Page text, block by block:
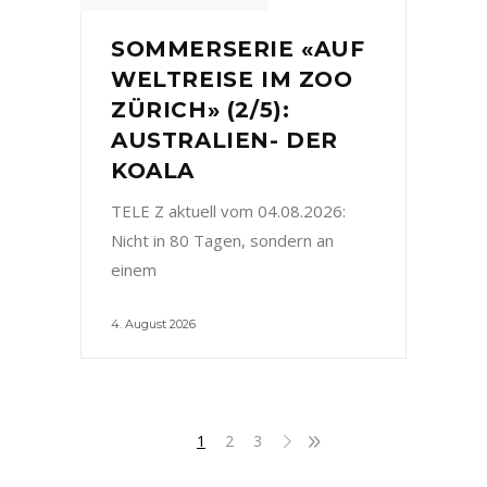
SOMMERSERIE «AUF
WELTREISE IM ZOO
ZÜRICH» (2/5):
AUSTRALIEN- DER
KOALA
TELE Z aktuell vom 04.08.2026:
Nicht in 80 Tagen, sondern an
einem
4. August 2026
1 2 3